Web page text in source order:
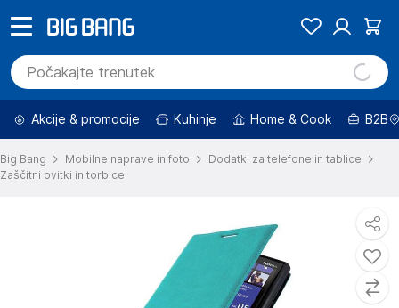
Akcije & promocije Kuhinje Home & Cook B2B
Big Bang Mobilne naprave in foto
Dodatki za telefone in tablice
Zaščitni ovitki in torbice